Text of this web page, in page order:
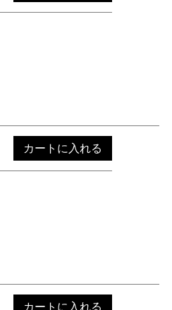
カートに入れる
カートに入れる